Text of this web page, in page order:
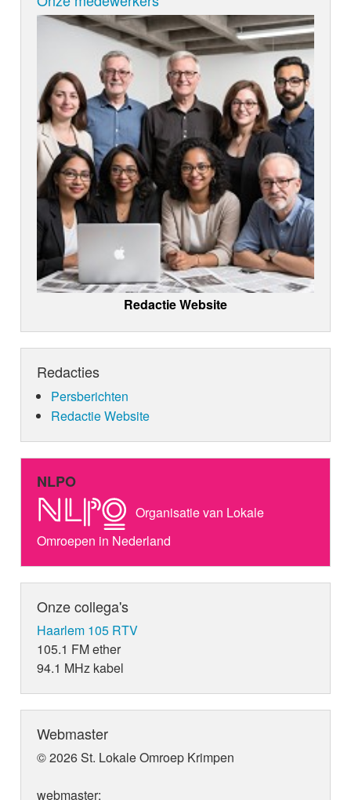
Redactie Website
Redacties
Persberichten
Redactie Website
NLPO
Organisatie van Lokale
Omroepen in Nederland
Onze collega's
Haarlem 105 RTV
105.1 FM ether
94.1 MHz kabel
Webmaster
© 2026 St. Lokale Omroep Krimpen
webmaster: